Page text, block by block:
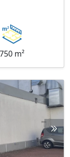
750 m²